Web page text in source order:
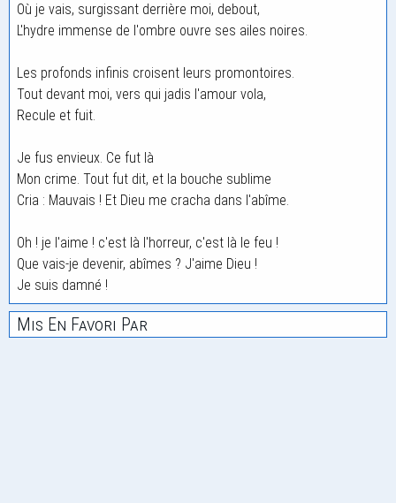
Où je vais, surgissant derrière moi, debout,
L'hydre immense de l'ombre ouvre ses ailes noires.
Les profonds infinis croisent leurs promontoires.
Tout devant moi, vers qui jadis l'amour vola,
Recule et fuit.
Je fus envieux. Ce fut là
Mon crime. Tout fut dit, et la bouche sublime
Cria : Mauvais ! Et Dieu me cracha dans l'abîme.
Oh ! je l'aime ! c'est là l'horreur, c'est là le feu !
Que vais-je devenir, abîmes ? J'aime Dieu !
Je suis damné !
Mis En Favori Par